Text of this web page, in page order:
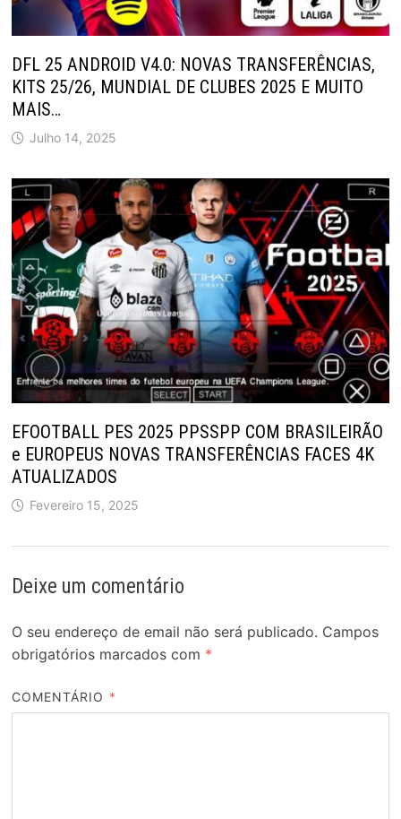
DFL 25 ANDROID V4.0: NOVAS TRANSFERÊNCIAS,
KITS 25/26, MUNDIAL DE CLUBES 2025 E MUITO
MAIS…
Julho 14, 2025
EFOOTBALL PES 2025 PPSSPP COM BRASILEIRÃO
e EUROPEUS NOVAS TRANSFERÊNCIAS FACES 4K
ATUALIZADOS
Fevereiro 15, 2025
Deixe um comentário
O seu endereço de email não será publicado. Campos
obrigatórios marcados com *
COMENTÁRIO *